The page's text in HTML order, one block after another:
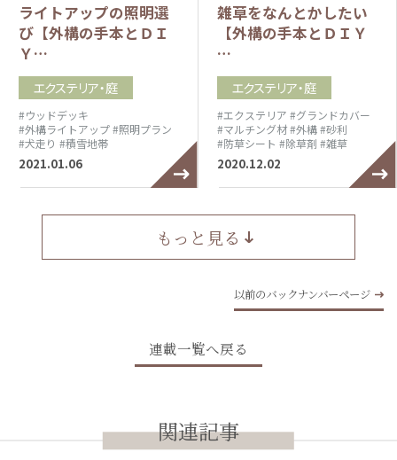
ライトアップの照明選
び【外構の手本とＤＩ
Ｙ…
エクステリア・庭
#ウッドデッキ
#外構ライトアップ#照明プラン
#犬走り #積雪地帯
2021.01.06
雑草をなんとかしたい
【外構の手本とＤＩＹ
…
エクステリア・庭
#エクステリア #グランドカバー
#マルチング材#外構#砂利
#防草シート #除草剤 #雑草
2020.12.02
もっと見る
以前のバックナンバーページ
連載一覧へ戻る
関連記事